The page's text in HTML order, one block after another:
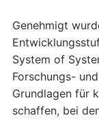
Genehmigt
System of
Forschungs-
Grundlagen für
schaffen, bei